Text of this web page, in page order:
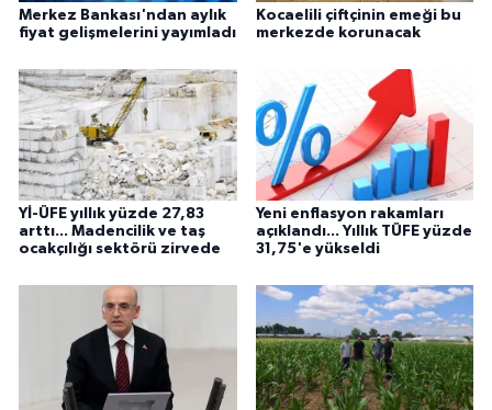
Merkez Bankası'ndan aylık
fiyat gelişmelerini yayımladı
Kocaelili çiftçinin emeği bu
merkezde korunacak
Yİ-ÜFE yıllık yüzde 27,83
arttı... Madencilik ve taş
ocakçılığı sektörü zirvede
Yeni enflasyon rakamları
açıklandı... Yıllık TÜFE yüzde
31,75'e yükseldi